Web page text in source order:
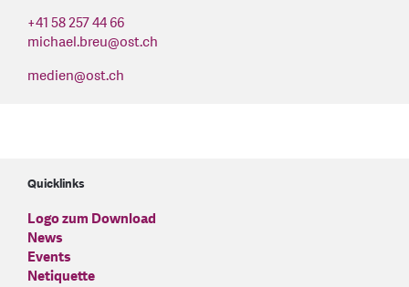
+41 58 257 44 66
michael.breu@ost.ch
medien@ost.ch
Quicklinks
Logo zum Download
News
Events
Netiquette